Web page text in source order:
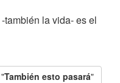
también la vida- es el
También esto pasará"